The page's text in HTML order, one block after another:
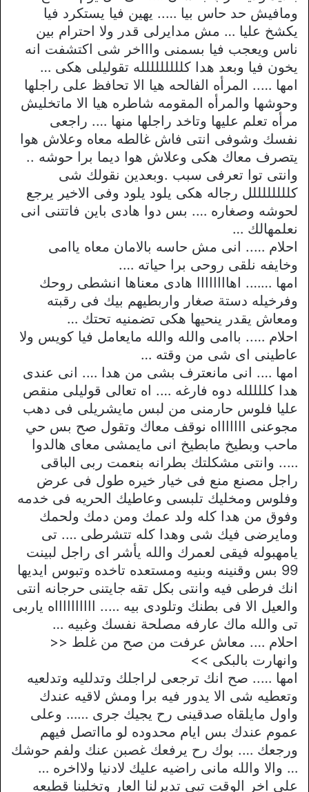
ومافيش حد حاس بيا ….. يهين فيا يستكرد فيا
يكشخ عليا … مش مدايرلى قدر ولا احترام بين
ناس ويعجب فيا بسمنى واااخر شى اكتشفت انه
يخون فيا وبعد هدا كللللللللله تقوليلى هكى …
امها ….. المرأه الفالحه هيا الا تحافظ على راجلها
وحوشها والمرأه المقومه شاطره هيا الا ماتخليش
مرأه تعلم عليها وتاخد راجلها منها …. راجعى
نفسك وشوفى انتى فاش غالطه معاه وعلاش هوا
يتصرف معاك هكى وعلاش هوا ديما برا حوشه ..
وانتى توا تعرفى سبب .وبعدين نقولك شى
كللللللللل رجاله هكى يلود يلود وفى الاخير يرجع
لحوشه وصغاره …. بس دوا هادى باين فاتتنى انى
نعلمهالك …
احلام ….. انى مش حاسه بالامان معاه ياامى
وخايفه نلقى روحى برا حياته ….
امها ……. اهاااااااا هادى معناها انشطى روحك
وفرخيله دستة صغار واربطيهم بيك فى رقبته
ومعاش يقدر ينحيها هكى تضمنيه تحتك …
احلام ….. باامى والله والله مايعامل فيا كويس ولا
عاطينى اى شى من وقته …
امها …. انى مانعترف بشى من هدا …. انى عندى
هدا كللللله دوه فارغه …. اه تعالى قوليلى منقص
عليا فلوس حارمنى من لبس مايشريلى فى دهب
مجوعنى اااااااه نوقف معاك وتقول صح بس حي
ماحب وبطيخ مابطيخ انى مايمشى معاى هالدوا
….. وانتى مشكلتك بطرانه بنعمت ربى الباقى
راجل مصنع منع فى خيار خيره طول فى عرض
وفلوس ومخليك تلبسى وعاطيك الحريه فى خدمه
وفوق من هدا كله ولد عمك ومن دمك ولحمك
ومايرضى فيك شى وهدا كله تتشرطى …. تى
يامهبوله فيقى لعمرك والله يأشر اى راجل لبينت
99 بس وقنينه وبنيه ومستعده تاخده وتبوس ايديها
انك فرطى فيه وانتى بكل تقه جايتنى حرجانه انتى
والعيل الا فى بطنك وتلودى بيه ….. ااااااااااه ياربى
تى والله ماك عارفه مصلحة نفسك وغبيه …
احلام …. معاش عرفت من صح من غلط <<
وانهارت بالبكى >>
امها ….. صح انك ترجعى لراجلك وتدلليه وتدلعيه
وتعطيه شى الا يدور فيه برا ومش لاقيه عندك
واول مايلقاه صدقينى رح يجيك جرى …… وعلى
عموم عندك بس ايام محدوده لو مااتصل فيهم
ورجعك …. بوك رح يرفعك غصبن عنك ولفم حوشك
… والا والله مانى راضيه عليك لادنيا ولااخره …
على اخر الوقت تبى تديرلنا العار وتخلينا قطيعه